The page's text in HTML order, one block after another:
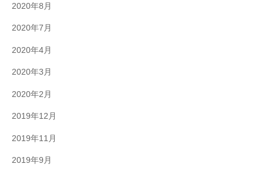
2020年8月
2020年7月
2020年4月
2020年3月
2020年2月
2019年12月
2019年11月
2019年9月